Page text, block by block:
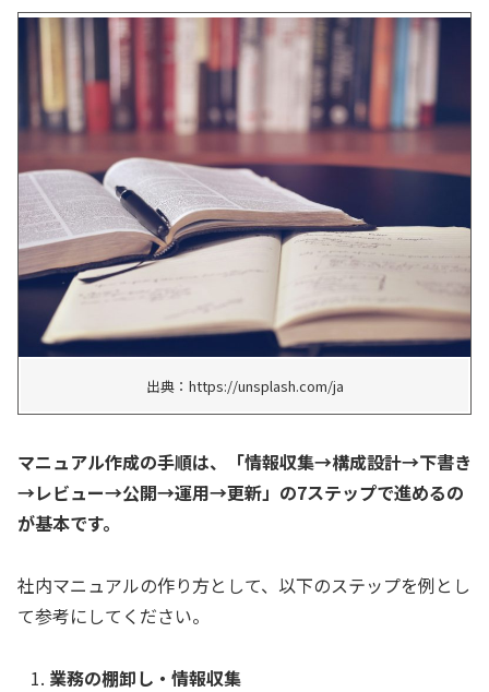
出典：https://unsplash.com/ja
マニュアル作成の手順は、「情報収集→構成設計→下書き
→レビュー→公開→運用→更新」の7ステップで進めるの
が基本です。
社内マニュアルの作り方として、以下のステップを例とし
て参考にしてください。
業務の棚卸し・情報収集